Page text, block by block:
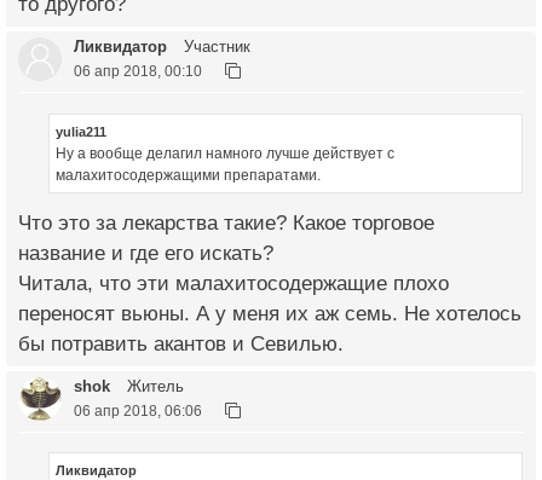
Ликвидатор Участник
06 апр 2018, 00:10
yulia211
Ну а вообще делагил намного лучше действует с
малахитосодержащими препаратами.
Что это за лекарства такие? Какое торговое
название и где его искать?
Читала, что эти малахитосодержащие плохо
переносят вьюны. А у меня их аж семь. Не хотелось
бы потравить акантов и Севилью.
shok Житель
06 апр 2018, 06:06
Ликвидатор